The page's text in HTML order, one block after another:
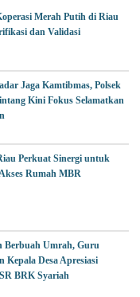
Merah Putih di Riau
dan Validasi
Jaga Kamtibmas, Polsek
Kini Fokus Selamatkan
Perkuat Sinergi untuk
Rumah MBR
Berbuah Umrah, Guru
Kepala Desa Apresiasi
BRK Syariah